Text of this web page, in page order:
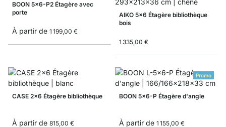
BOON 5x6-P2 Étagère avec
porte
À partir de 1 199,00 €
AIKO 5x6 Étagère bibliothèque
bois
1 335,00 €
CASE 2x6 Étagère bibliothèque
À partir de 815,00 €
Promo
BOON 5x6-P Étagère d'angle
À partir de 1 155,00 €